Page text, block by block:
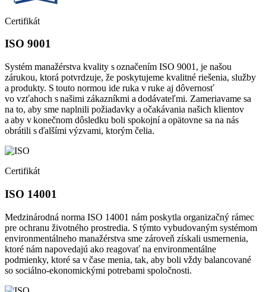
Certifikát
ISO 9001
Systém manažérstva kvality s označením ISO 9001, je našou
zárukou, ktorá potvrdzuje, že poskytujeme kvalitné riešenia, služby
a produkty. S touto normou ide ruka v ruke aj dôvernosť
vo vzťahoch s našimi zákazníkmi a dodávateľmi. Zameriavame sa
na to, aby sme naplnili požiadavky a očakávania našich klientov
a aby v konečnom dôsledku boli spokojní a opätovne sa na nás
obrátili s ďalšími výzvami, ktorým čelia.
Certifikát
ISO 14001
Medzinárodná norma ISO 14001 nám poskytla organizačný rámec
pre ochranu životného prostredia. S týmto vybudovaným systémom
environmentálneho manažérstva sme zároveň získali usmernenia,
ktoré nám napovedajú ako reagovať na environmentálne
podmienky, ktoré sa v čase menia, tak, aby boli vždy balancované
so sociálno-ekonomickými potrebami spoločnosti.